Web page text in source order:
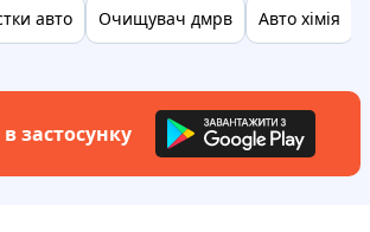
авто Очищувач дмрв Авто хімія
застосунку